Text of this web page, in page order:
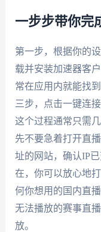
一步步带你完
第一步，根据你的
载并安装加速器客
常在应用内就能找
三步，点击一键连
这个过程通常只需
先不要急着打开直
址的网站，确认IP
在，你可以放心地
何你想用的国内直
无法播放的赛事直
放。